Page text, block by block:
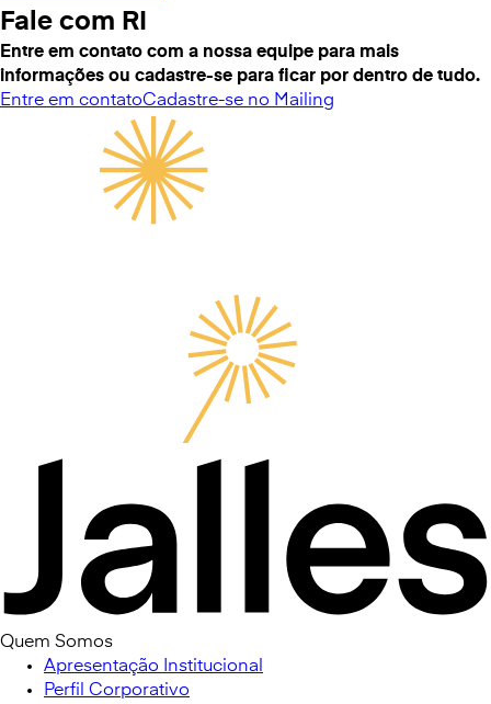
Fale com RI
Entre em contato com a nossa equipe para mais
informações ou cadastre-se para ficar por dentro de tudo.
Entre em contatoCadastre-se no Mailing
Quem Somos
Apresentação Institucional
Perfil Corporativo